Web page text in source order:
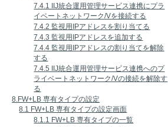
7.4.1 IIJ統合運用管理サービス連携にプラ
イベートネットワーク/Vを接続する
7.4.2 監視用IPアドレスを割り当てる
7.4.3 監視用IPアドレスを追加する
7.4.4 監視用IPアドレスの割り当てを解除
する
7.4.5 IIJ統合運用管理サービス連携へのプ
ライベートネットワーク/Vの接続を解除す
る
8.FW+LB 専有タイプの設定
8.1 FW+LB 専有タイプの設定画面
8.1.1 FW+LB 専有タイプの一覧